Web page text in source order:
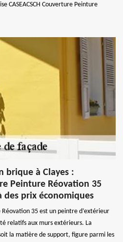
CASEACSCH Couverture Peinture
brique à Clayes :
Peinture Réovation 35
des prix économiques
Réovation 35 est un peintre d’extérieur
relatifs aux murs extérieurs. La
la matière de support, figure parmi les